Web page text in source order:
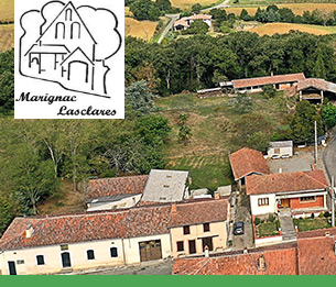
Marignac-Lasclares
Site officiel